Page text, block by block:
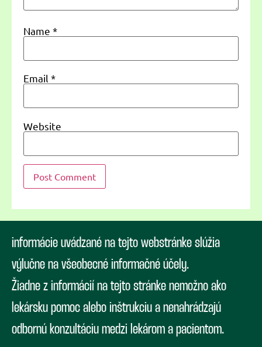
Name *
Email *
Website
informácie uvádzané na tejto webstránke slúžia
výlučne na všeobecné informačné účely.
Žiadne z informácií na tejto stránke nemožno ako
lekársku pomoc alebo inštrukciu a nenahrádzajú
odbornú konzultáciu medzi lekárom a pacientom.